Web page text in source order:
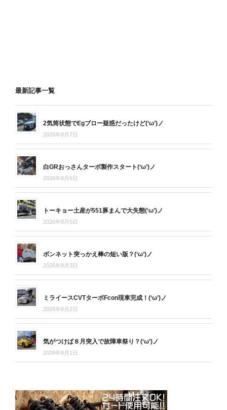
最新記事一覧
2気筒状態でEgブロー疑惑だったけど(‘ω’)ノ
2026年8月7日
白GRおっさんターボ製作スタート(‘ω’)ノ
2026年8月6日
トーキョー土産が551豚まんで大失態(‘ω’)ノ
2026年8月5日
ボンネット突っかえ棒の短い版？(‘ω’)ノ
2026年8月3日
ミライースCVTターボFcon現車完成！(‘ω’)ノ
2026年8月2日
気がつけば８月突入で故障車祭り？(‘ω’)ノ
2026年8月1日